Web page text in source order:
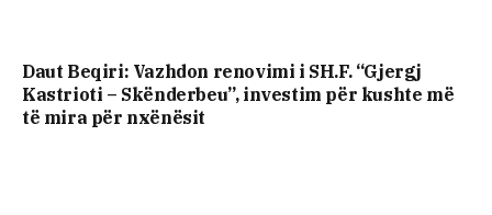
Daut Beqiri: Vazhdon renovimi i SH.F. “Gjergj
Kastrioti – Skënderbeu”, investim për kushte më
të mira për nxënësit